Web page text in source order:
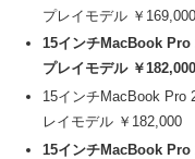
プレイモデル ￥169,000
15インチMacBook
プレイモデル ￥
15インチMacBook Pro
レイモデル ￥182,000
15インチMacBook